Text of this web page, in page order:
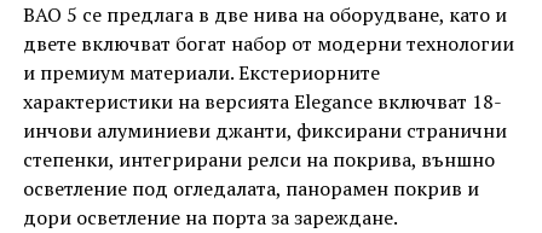
BAO 5 се предлага в две нива на оборудване, като и
двете включват богат набор от модерни технологии
и премиум материали. Екстериорните
характеристики на версията Elegance включват 18-
инчови алуминиеви джанти, фиксирани странични
степенки, интегрирани релси на покрива, външно
осветление под огледалата, панорамен покрив и
дори осветление на порта за зареждане.